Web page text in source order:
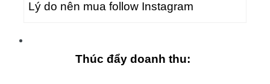
Lý do nên mua follow Instagram
Thúc đẩy doanh thu: